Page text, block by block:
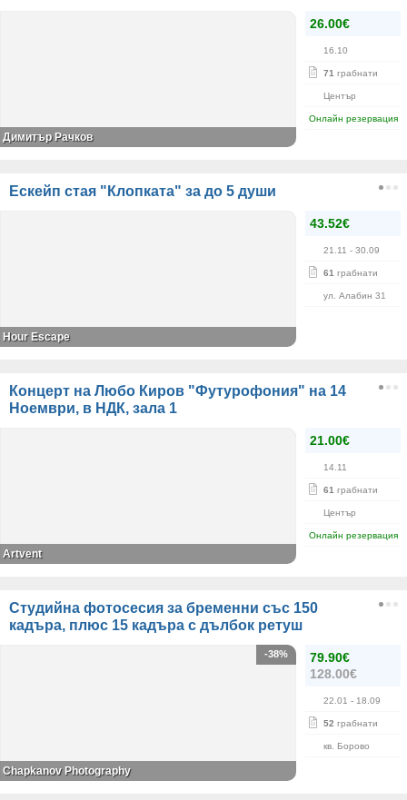
26.00€
16.10
71 грабнати
Център
Онлайн резервация
Димитър Рачков
Ескейп стая "Клопката" за до 5 души
43.52€
21.11 - 30.09
61 грабнати
ул. Алабин 31
Hour Escape
Концерт на Любо Киров "Футурофония" на 14
Ноември, в НДК, зала 1
21.00€
14.11
61 грабнати
Център
Онлайн резервация
Artvent
Студийна фотосесия за бременни със 150
кадъра, плюс 15 кадъра с дълбок ретуш
79.90€
128.00€
22.01 - 18.09
52 грабнати
кв. Борово
-38%
Chapkanov Photography